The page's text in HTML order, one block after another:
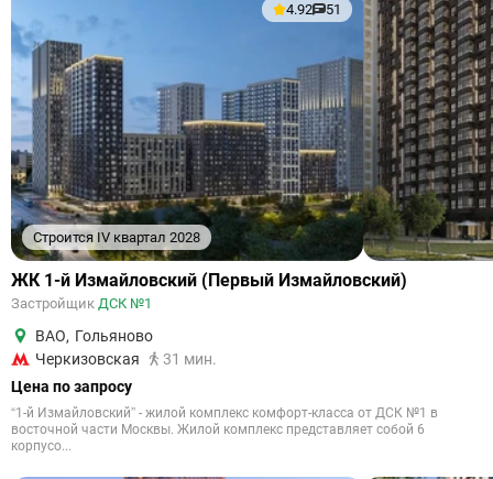
Строится IV квартал 2028
4.92 51
ЖК 1-й Измайловский (Первый Измайловский)
Застройщик ДСК №1
ВАО, Гольяново
Черкизовская
31 мин.
Цена по запросу
“1-й Измайловский” - жилой комплекс комфорт-класса от ДСК №1 в
восточной части Москвы. Жилой комплекс представляет собой 6
корпусо...